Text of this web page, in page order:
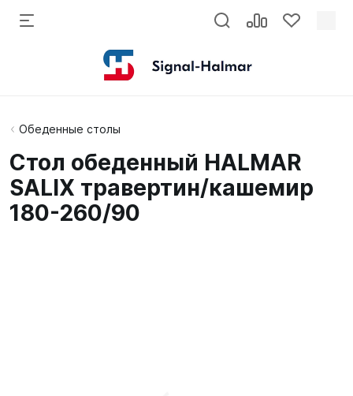
Обеденные столы
Стол обеденный HALMAR
SALIX травертин/кашемир
180-260/90